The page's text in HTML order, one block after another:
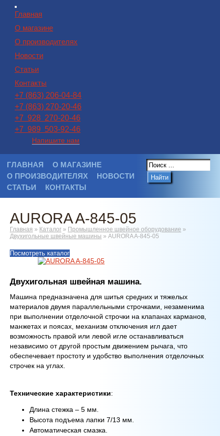
Главная
О магазине
О производителях
Новости
Статьи
Контакты
+7 (863) 206-04-84
+7 (863) 270-20-46
+7 928 270-20-46
+7 989 503-92-46
Напишите нам
ГЛАВНАЯ
О МАГАЗИНЕ
О ПРОИЗВОДИТЕЛЯХ
НОВОСТИ
СТАТЬИ
КОНТАКТЫ
Найти
AURORA A-845-05
Главная » Каталог » Промышленное швейное оборудование »
Двухигольные швейные машины » AURORA A-845-05
Посмотреть каталог
Двухигольная швейная машина.
Машина предназначена для шитья средних и тяжелых
материалов двумя параллельными строчками, незаменима
при выполнении отделочной строчки на клапанах карманов,
манжетах и поясах, механизм отключения игл дает
возможность правой или левой игле останавливаться
независимо от другой простым движением рычага, что
обеспечевает простоту и удобство выполнения отделочных
строчек на углах.
Технические характеристики:
Длина стежка – 5 мм.
Высота подъема лапки 7/13 мм.
Автоматическая смазка.